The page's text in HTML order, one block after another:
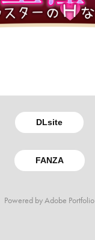
DLsite
FANZA
Powered byAdobe Portfolio